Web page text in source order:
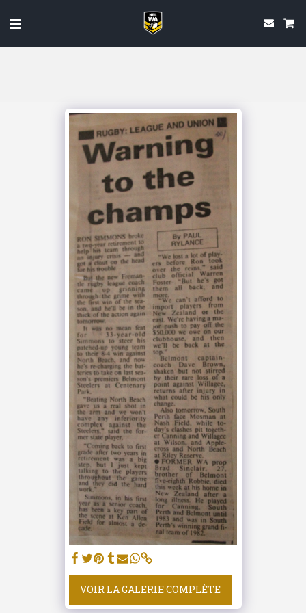
VOIR LA GALERIE COMPLÈTE